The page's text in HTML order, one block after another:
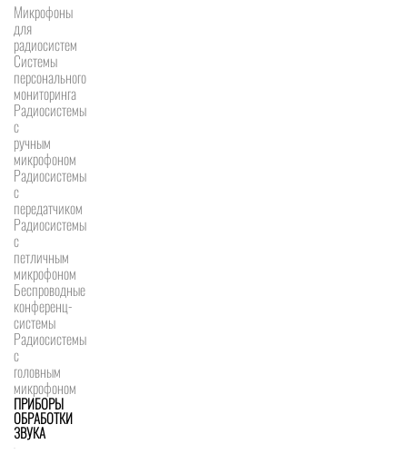
Микрофоны
для
радиосистем
Системы
персонального
мониторинга
Радиосистемы
c
ручным
микрофоном
Радиосистемы
с
передатчиком
Радиосистемы
с
петличным
микрофоном
Беспроводные
конференц-
системы
Радиосистемы
с
головным
микрофоном
ПРИБОРЫ
ОБРАБОТКИ
ЗВУКА